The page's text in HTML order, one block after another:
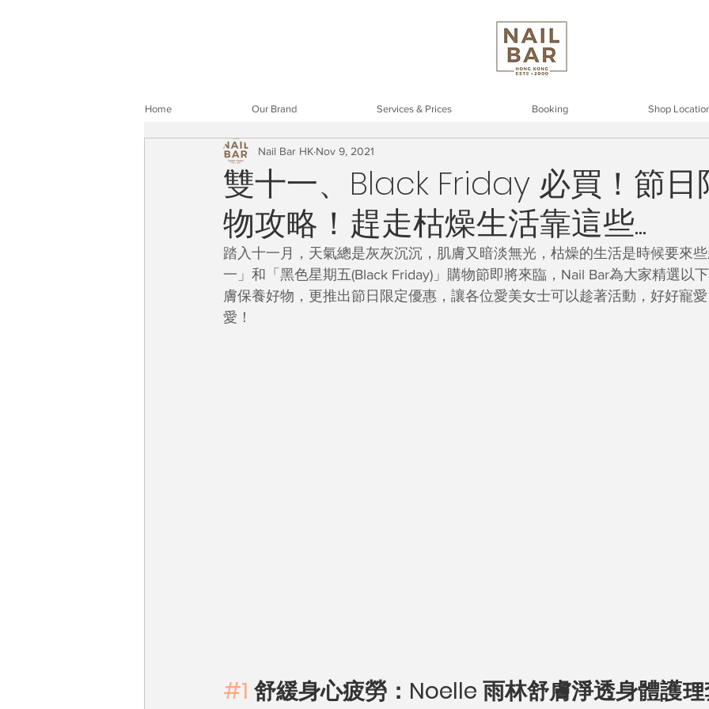
Home Our Brand Services & Prices Booking Shop
雙十一、Black Friday 必買！節日
物攻略！趕走枯燥生活靠這些...
Nail Bar HK Nov 9, 2021
踏入十一月，天氣總是灰灰沉沉，肌膚又暗淡無光，枯燥的生活是時候要來
一」和「黑色星期五(Black Friday)」購物節即將來臨，Nail Bar為大家精選以
膚保養好物，更推出節日限定優惠，讓各位愛美女士可以趁著活動，好好寵
愛！
#1 舒緩身心疲勞：Noelle 雨林舒膚淨透身體護